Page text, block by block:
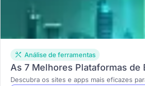
Análise de ferramentas
As 7 Melhores Plataformas de
Descubra os sites e apps mais eficazes